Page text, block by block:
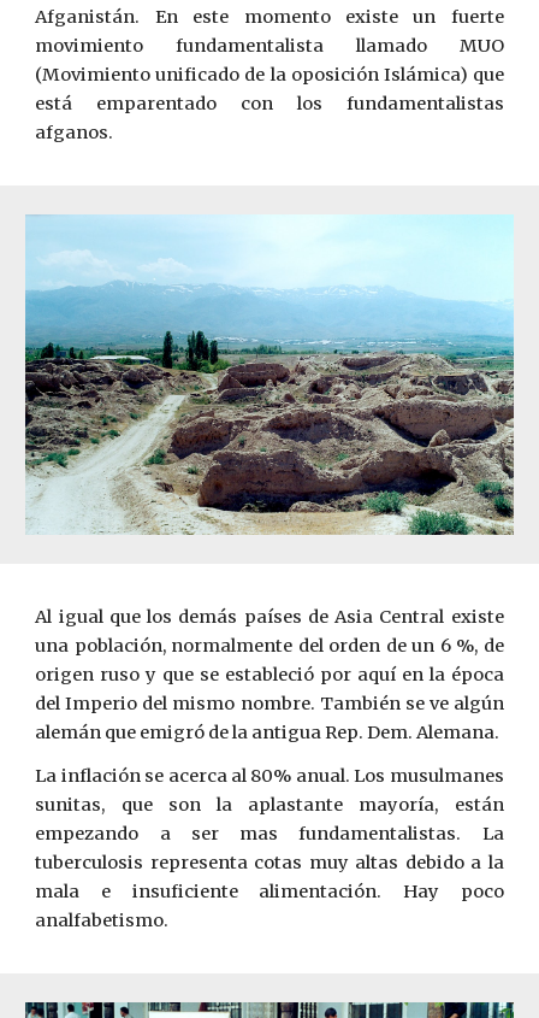
Afganistán. En este momento existe un fuerte
movimiento fundamentalista llamado MUO
(Movimiento unificado de la oposición Islámica) que
está emparentado con los fundamentalistas
afganos.
Al igual que los demás países de Asia Central existe
una población, normalmente del orden de un 6 %, de
origen ruso y que se estableció por aquí en la época
del Imperio del mismo nombre. También se ve algún
alemán que emigró de la antigua Rep. Dem. Alemana.
La inflación se acerca al 80% anual. Los musulmanes
sunitas, que son la aplastante mayoría, están
empezando a ser mas fundamentalistas. La
tuberculosis representa cotas muy altas debido a la
mala e insuficiente alimentación. Hay poco
analfabetismo.